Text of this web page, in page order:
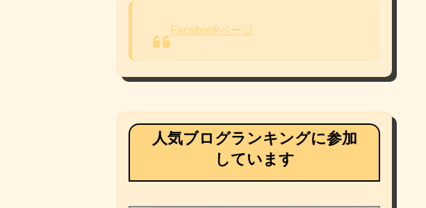
Facebookページ
人気ブログランキングに参加
しています